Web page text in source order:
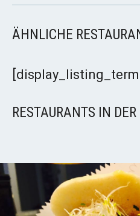
ÄHNLICHE
RESTAURANTS IN